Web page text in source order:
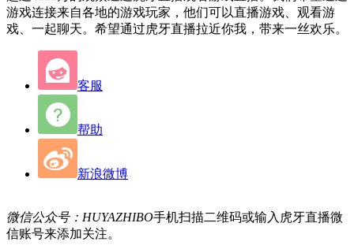
游戏连接来自各地的游戏玩家，他们可以直播游戏、观看游
戏、一起聊天。希望通过虎牙直播拉近你我，带来一丝欢乐。
客服
帮助
新浪微博
微信公众号： HUYAZHIBO手机扫描二维码或输入虎牙直播微
信账号来添加关注。